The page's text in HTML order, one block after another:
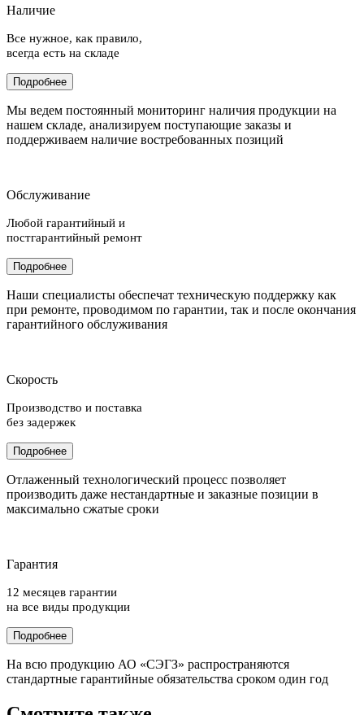
Наличие
Все нужное, как правило,
всегда есть на складе
Подробнее
Мы ведем постоянный мониторинг наличия продукции на
нашем складе, анализируем поступающие заказы и
поддерживаем наличие востребованных позиций
Обслуживание
Любой гарантийный и
постгарантийный ремонт
Подробнее
Наши специалисты обеспечат техническую поддержку как
при ремонте, проводимом по гарантии, так и после окончания
гарантийного обслуживания
Скорость
Производство и поставка
без задержек
Подробнее
Отлаженный технологический процесс позволяет
производить даже нестандартные и заказные позиции в
максимально сжатые сроки
Гарантия
12 месяцев гарантии
на все виды продукции
Подробнее
На всю продукцию АО «СЭГЗ» распространяются
стандартные гарантийные обязательства сроком один год